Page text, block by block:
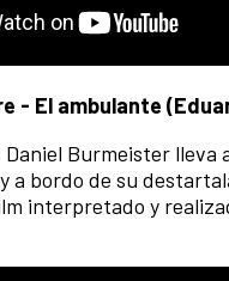
- El ambulante
Daniel Burmeister
a bordo de su
interpretado y